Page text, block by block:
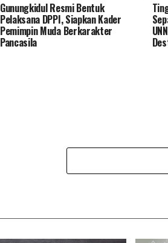
Gunungkidul Resmi Bentuk
Pelaksana DPPI, Siapkan Kader
Pemimpin Muda Berkarakter
Pancasila